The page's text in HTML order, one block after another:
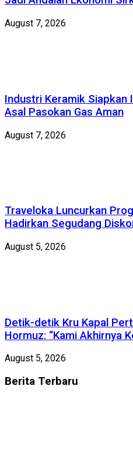
August 7, 2026
Industri Keramik Siapkan
Asal Pasokan Gas Aman
August 7, 2026
Traveloka Luncurkan
Hadirkan Segudang
August 5, 2026
Detik-detik Kru Kapal
Hormuz: “Kami Akhirnya
August 5, 2026
Berita Terbaru